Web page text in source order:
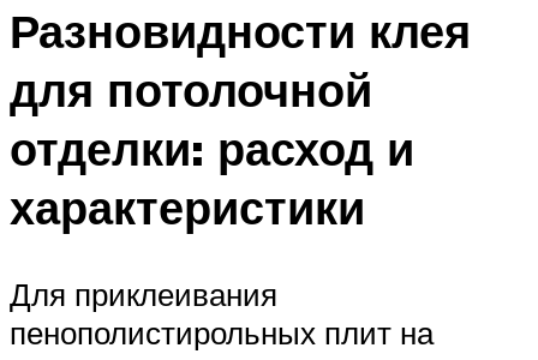
Разновидности клея
для потолочной
отделки: расход и
характеристики
Для приклеивания
пенополистирольных плит на